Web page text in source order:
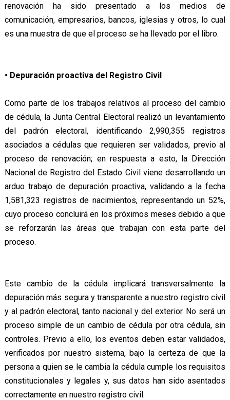
renovación ha sido presentado a los medios de
comunicación, empresarios, bancos, iglesias y otros, lo cual
es una muestra de que el proceso se ha llevado por el libro.
• Depuración proactiva del Registro Civil
Como parte de los trabajos relativos al proceso del cambio
de cédula, la Junta Central Electoral realizó un levantamiento
del padrón electoral, identificando 2,990,355 registros
asociados a cédulas que requieren ser validados, previo al
proceso de renovación; en respuesta a esto, la Dirección
Nacional de Registro del Estado Civil viene desarrollando un
arduo trabajo de depuración proactiva, validando a la fecha
1,581,323 registros de nacimientos, representando un 52%,
cuyo proceso concluirá en los próximos meses debido a que
se reforzarán las áreas que trabajan con esta parte del
proceso.
Este cambio de la cédula implicará transversalmente la
depuración más segura y transparente a nuestro registro civil
y al padrón electoral, tanto nacional y del exterior. No será un
proceso simple de un cambio de cédula por otra cédula, sin
controles. Previo a ello, los eventos deben estar validados,
verificados por nuestro sistema, bajo la certeza de que la
persona a quien se le cambia la cédula cumple los requisitos
constitucionales y legales y, sus datos han sido asentados
correctamente en nuestro registro civil.